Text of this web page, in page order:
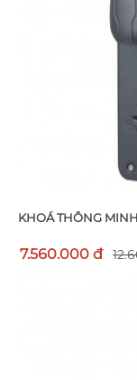
KHOÁ THÔNG
7.560.000 đ